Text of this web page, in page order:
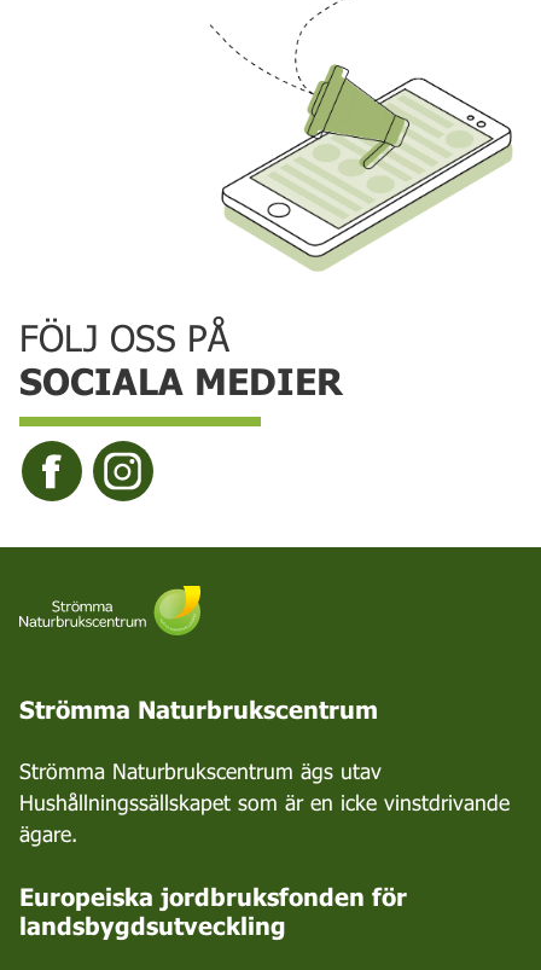
FÖLJ OSS PÅ
SOCIALA MEDIER
Strömma Naturbrukscentrum
Strömma Naturbrukscentrum ägs utav
Hushållningssällskapet som är en icke vinstdrivande
ägare.
Europeiska jordbruksfonden för
landsbygdsutveckling